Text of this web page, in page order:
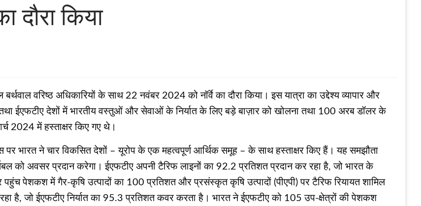
दौरा किया
वरिष्ठ अधिकारियों के साथ 22 नवंबर 2024 को नॉर्वे का दौरा किया। इस यात्रा का उद्देश्य व्यापार और
तथा ईएफटीए देशों में भारतीय वस्तुओं और सेवाओं के निर्यात के लिए बड़े बाज़ार को खोलना तथा 100 अरब डॉलर के
2024 में हस्ताक्षर किए गए थे।
पर भारत ने चार विकसित देशों – यूरोप के एक महत्वपूर्ण आर्थिक समूह – के साथ हस्ताक्षर किए हैं। यह समझौता
को अवसर प्रदान करेगा। ईएफटीए अपनी टैरिफ लाइनों का 92.2 प्रतिशत प्रदान कर रहा है, जो भारत के
पेशकश में गैर-कृषि उत्पादों का 100 प्रतिशत और प्रसंस्कृत कृषि उत्पादों (पीएपी) पर टैरिफ रियायत शामिल
है, जो ईएफटीए निर्यात का 95.3 प्रतिशत कवर करता है। भारत ने ईएफटीए को 105 उप-क्षेत्रों की पेशकश